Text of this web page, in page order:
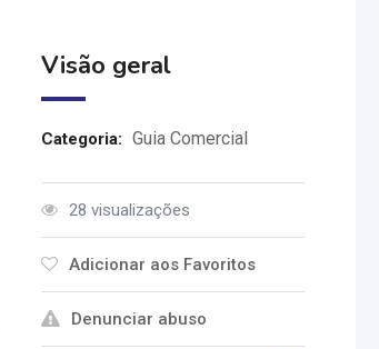
Visão geral
Categoria: Guia Comercial
28 visualizações
Adicionar aos Favoritos
Denunciar abuso